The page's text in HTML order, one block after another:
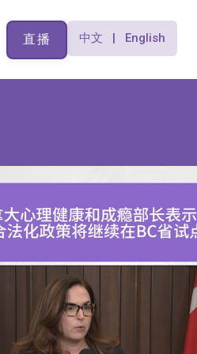
直播 中文 | English